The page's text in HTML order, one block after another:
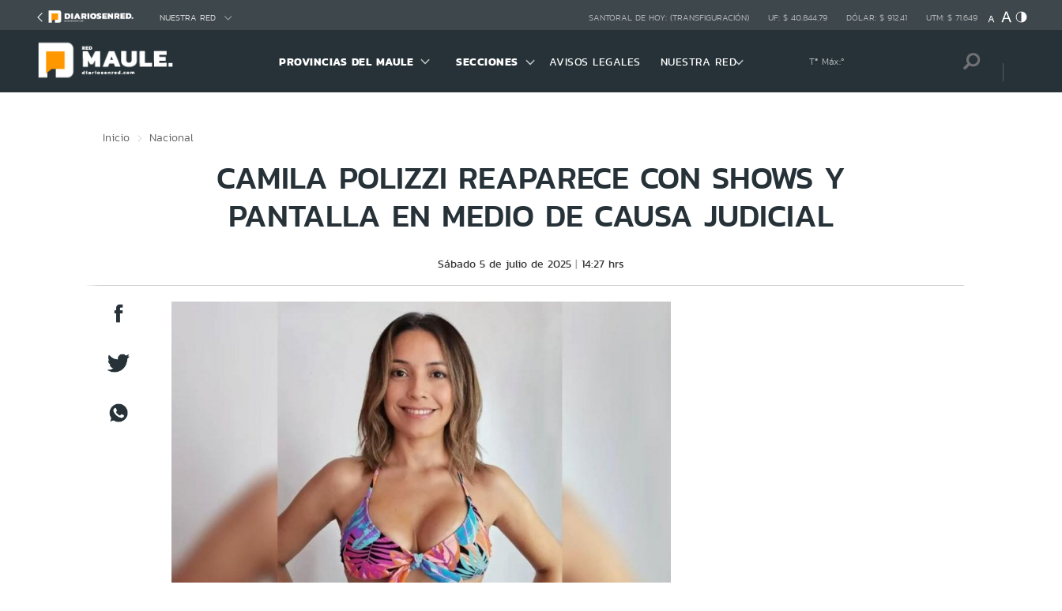
NUESTRA RED SANTORAL DE HOY: (TRANSFIGURACIÓN) UF: $ 40.844,79 DÓLAR: $ 912,41 UTM: $ 71.649
PROVINCIAS DEL MAULE SECCIONES AVISOS LEGALES NUESTRA RED Tª Máx:º
Inicio Nacional
CAMILA POLIZZI REAPARECE CON SHOWS Y
PANTALLA EN MEDIO DE CAUSA JUDICIAL
Sábado 5 de julio de 2025 14:27 hrs